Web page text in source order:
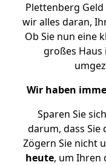
Plettenberg
wir alles daran,
Ob Sie nun eine
großes
Wir haben
Sparen Sie
darum, dass Sie
Zögern Sie nicht
heute, um Ihren